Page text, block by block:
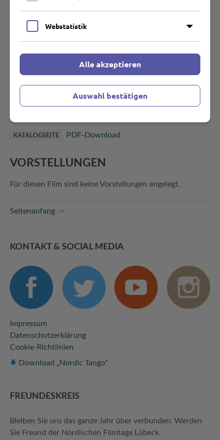
Filminstitute.
Pascal Lonhay
Rade Serbedzija (Josip, Belmas Vater), Jess Ingerslev (Erik,
Rasmus’ Vater), Börje Ahlstedt (Schiffsbetreuer), Nastja
Arcel, Zdenko Jelcic, Morten Iversen, Jesper Milsted
KATALOGSEITE PDF-Download
VORSTELLUNGEN
Für diesen Film sind keine Vorstellungen angelegt.
Seitenanfang
KONTAKT & SOCIAL MEDIA
Impressum
Datenschutzerklärung
Cookie-Richtlinien
Download „Nordic Tango“
FREUNDES­KREIS
Bleiben Sie uns das ganze Jahr über verbunden: Werden
Sie Freund der Nordischen Filmtage Lübeck.
Webstatistik
Alle akzeptieren
Auswahl bestätigen